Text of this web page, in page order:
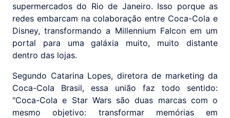
supermercados do Rio de Janeiro. Isso porque as
redes embarcam na colaboração entre Coca-Cola e
Disney, transformando a Millennium Falcon em um
portal para uma galáxia muito, muito distante
dentro das lojas.
Segundo Catarina Lopes, diretora de marketing da
Coca-Cola Brasil, essa união faz todo sentido:
"Coca-Cola e Star Wars são duas marcas com o
mesmo objetivo: transformar memórias em